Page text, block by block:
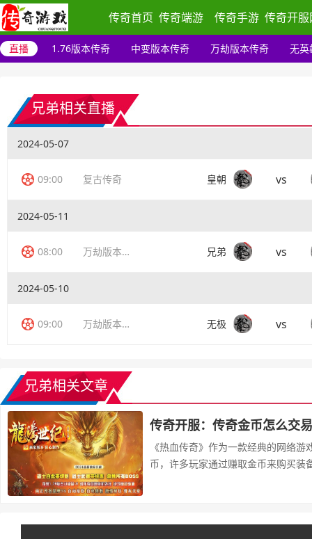
传奇首页 传奇端游 传奇手游 传奇开
直播 1.76版本传奇 中变版本传奇 万劫版本传奇 无英
兄弟相关直播
2024-05-07
09:00 复古传奇 皇朝 vs
2024-05-11
08:00 万劫版本传奇 兄弟 vs
2024-05-10
09:00 万劫版本传奇 无极 vs
兄弟相关文章
传奇开服：传奇金币怎么交
《热血传奇》作为一款经典的网络
币，许多玩家通过赚取金币来购买装